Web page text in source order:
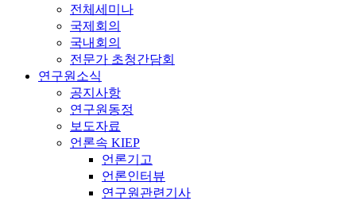
전체세미나
국제회의
국내회의
전문가 초청간담회
연구원소식
공지사항
연구원동정
보도자료
언론속 KIEP
언론기고
언론인터뷰
연구원관련기사